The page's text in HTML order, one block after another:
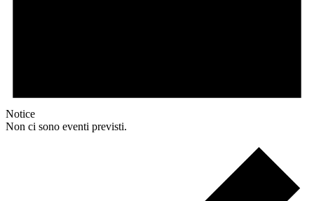
Notice
Non ci sono eventi previsti.